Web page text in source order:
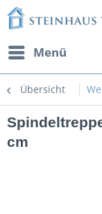
Menü
Übersicht
cm